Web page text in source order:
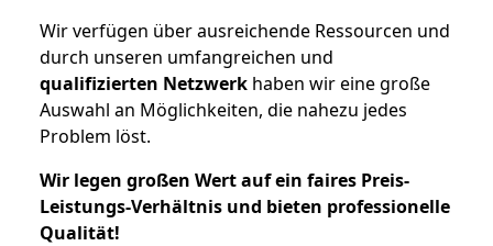
Wir verfügen über ausreichende Ressourcen und
durch unseren umfangreichen und
qualifizierten Netzwerk haben wir eine große
Auswahl an Möglichkeiten, die nahezu jedes
Problem löst.
Wir legen großen Wert auf ein faires Preis-
Leistungs-Verhältnis und bieten professionelle
Qualität!